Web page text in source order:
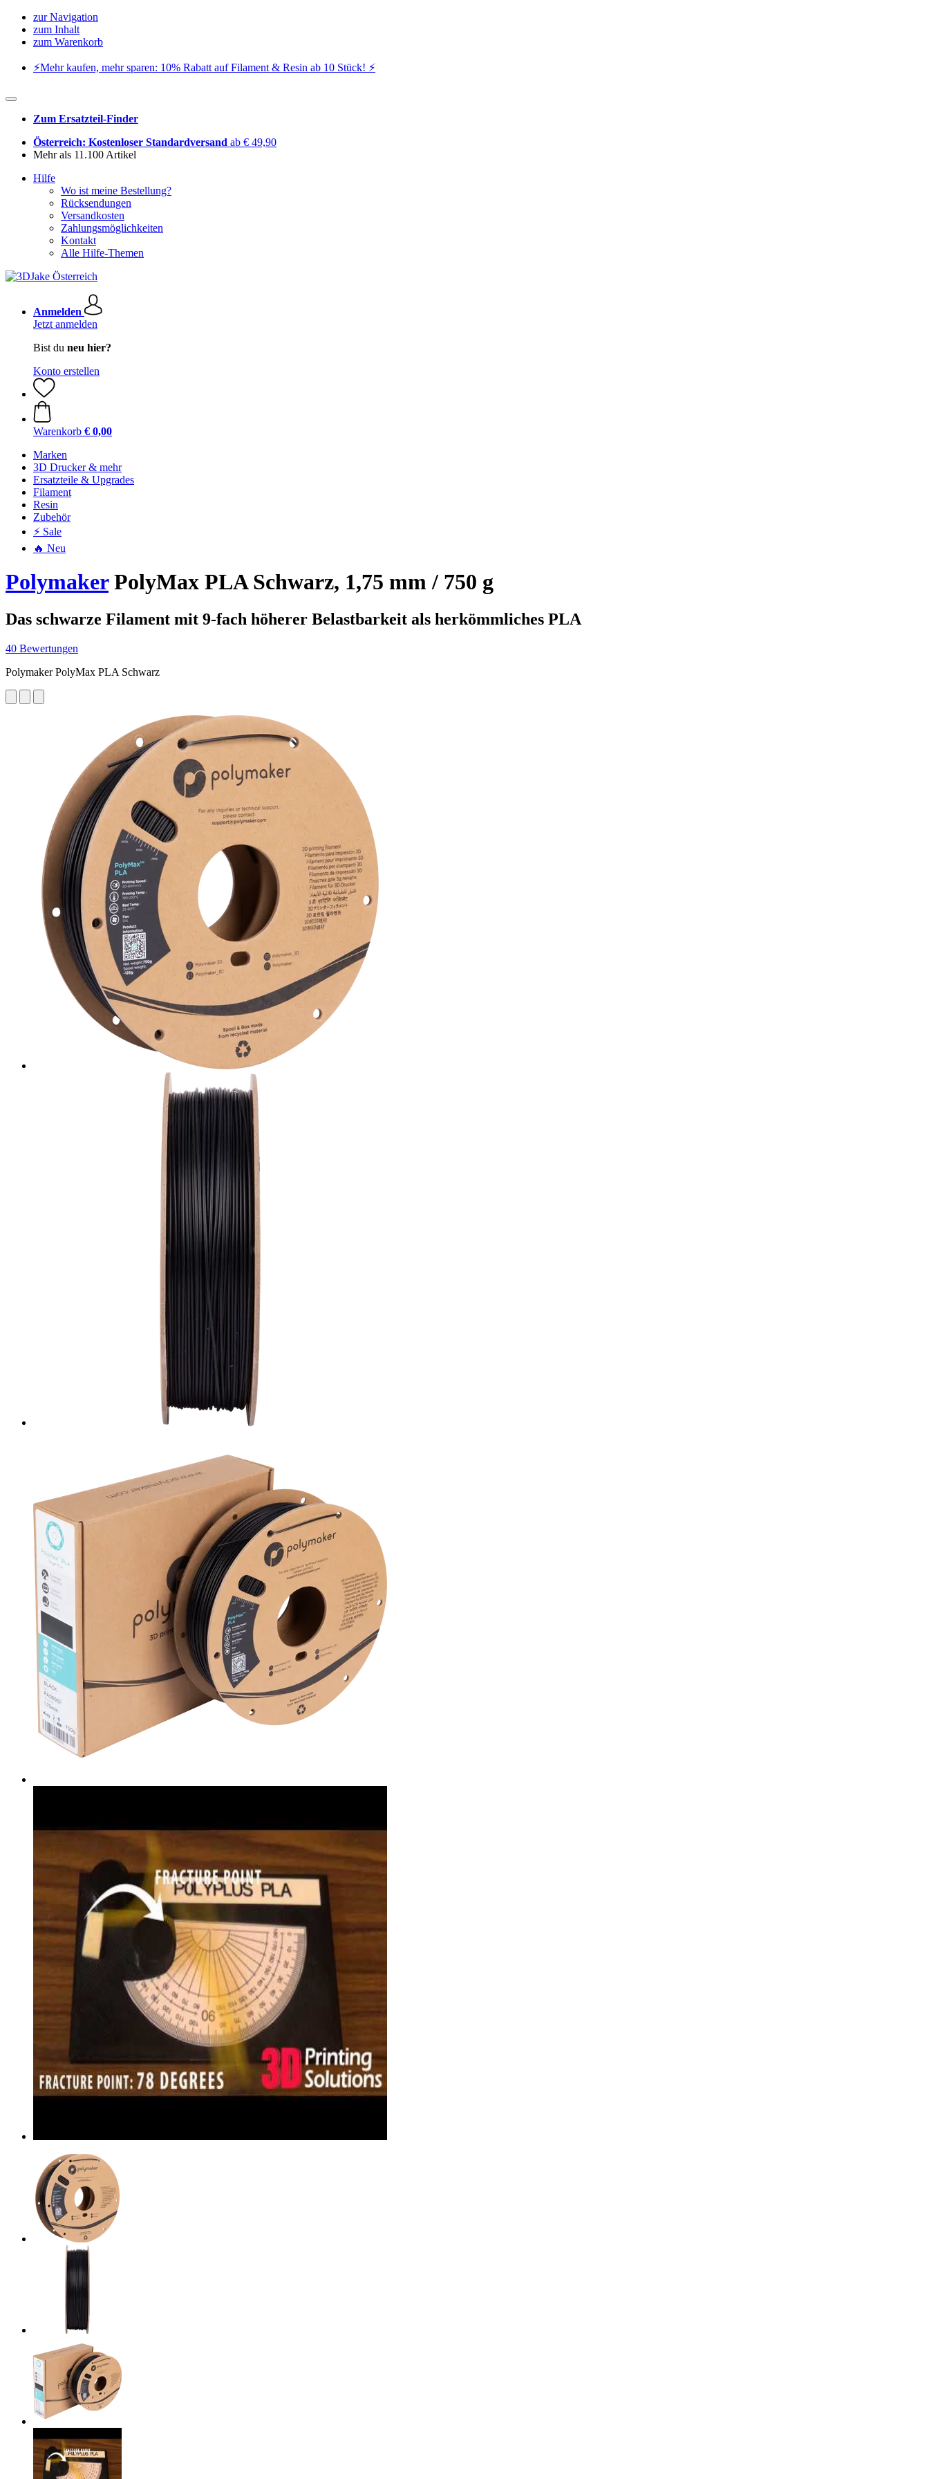
zur Navigation
zum Inhalt
zum Warenkorb
⚡️Mehr kaufen, mehr sparen: 10% Rabatt auf Filament & Resin ab 10 Stück! ⚡️
Zum Ersatzteil-Finder
Österreich: Kostenloser Standardversand ab € 49,90
Mehr als 11.100 Artikel
Hilfe
Wo ist meine Bestellung?
Rücksendungen
Versandkosten
Zahlungsmöglichkeiten
Kontakt
Alle Hilfe-Themen
Anmelden
Jetzt anmelden
Bist du neu hier?
Konto erstellen
Warenkorb € 0,00
Marken
3D Drucker & mehr
Ersatzteile & Upgrades
Filament
Resin
Zubehör
⚡ Sale
🔥 Neu
PolymakerPolyMax PLA Schwarz, 1,75 mm / 750 g
Das schwarze Filament mit 9-fach höherer Belastbarkeit als herkömmliches PLA
40 Bewertungen
Polymaker PolyMax PLA Schwarz